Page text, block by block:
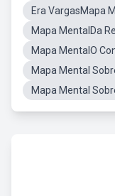
Era VargasMapa
Mapa MentalDa
Mapa MentalO
Mapa Mental
Mapa Mental